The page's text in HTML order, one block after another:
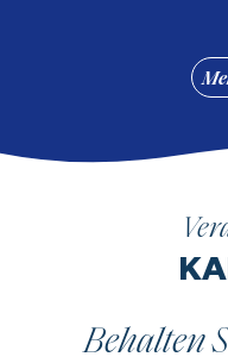
Behalten